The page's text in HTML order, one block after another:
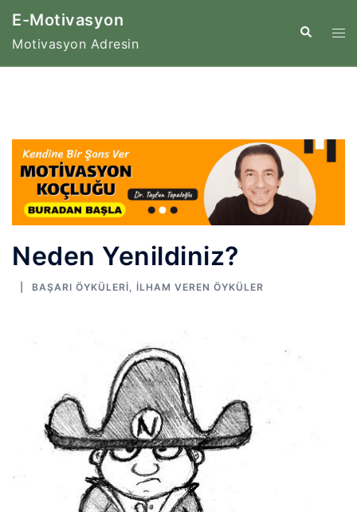
İçeriğe
E-Motivasyon
Motivasyon Adresin
Search
Neden Yenildiniz?
BAŞARI ÖYKÜLERI İLHAM VEREN ÖYKÜLER